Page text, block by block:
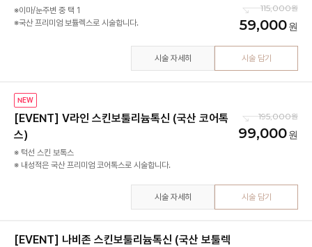
※이마/눈주변 중 택 1
※국산 프리미엄 보튤렉스로 시술합니다.
115,000
59,000
시술 자세히 시술 담기
NEW
[EVENT] V라인 스킨보툴리늄톡신 (국산 코어톡
스)
※ 턱선 스킨 보톡스
※ 내성적은 국산 프리미엄 코어톡스로 시술합니다.
195,000
99,000
시술 자세히 시술 담기
[EVENT] 나비존 스킨보툴리늄톡신 (국산 보툴렉